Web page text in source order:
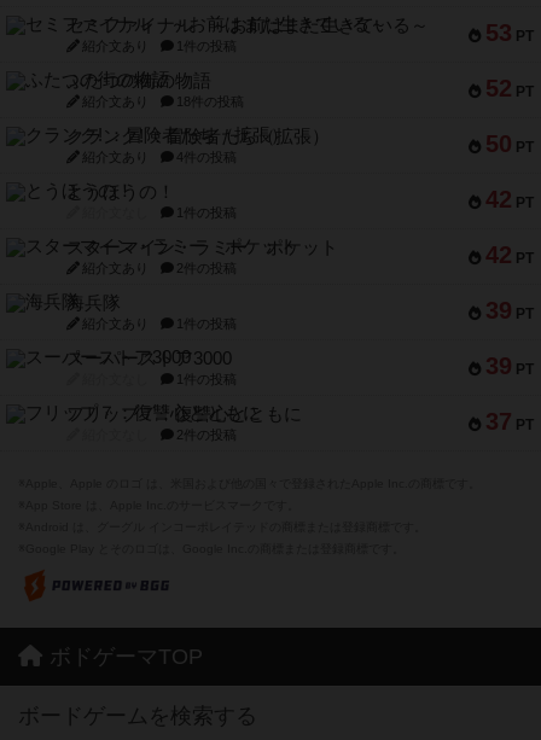
53 PT
セミファイナル ～お前はまだ生きている～
紹介文あり 1件の投稿
52 PT
ふたつの街の物語
紹介文あり 18件の投稿
50 PT
クランク! ：冒険者たち（拡張）
紹介文あり 4件の投稿
42 PT
とうほうの！
1件の投稿
42 PT
スターマイン・ラミー ポケット
紹介文あり 2件の投稿
39 PT
海兵隊
紹介文あり 1件の投稿
39 PT
スーパーストア3000
1件の投稿
37 PT
フリップ７：復讐心とともに
2件の投稿
ボドゲーマTOP
ボードゲームを検索する